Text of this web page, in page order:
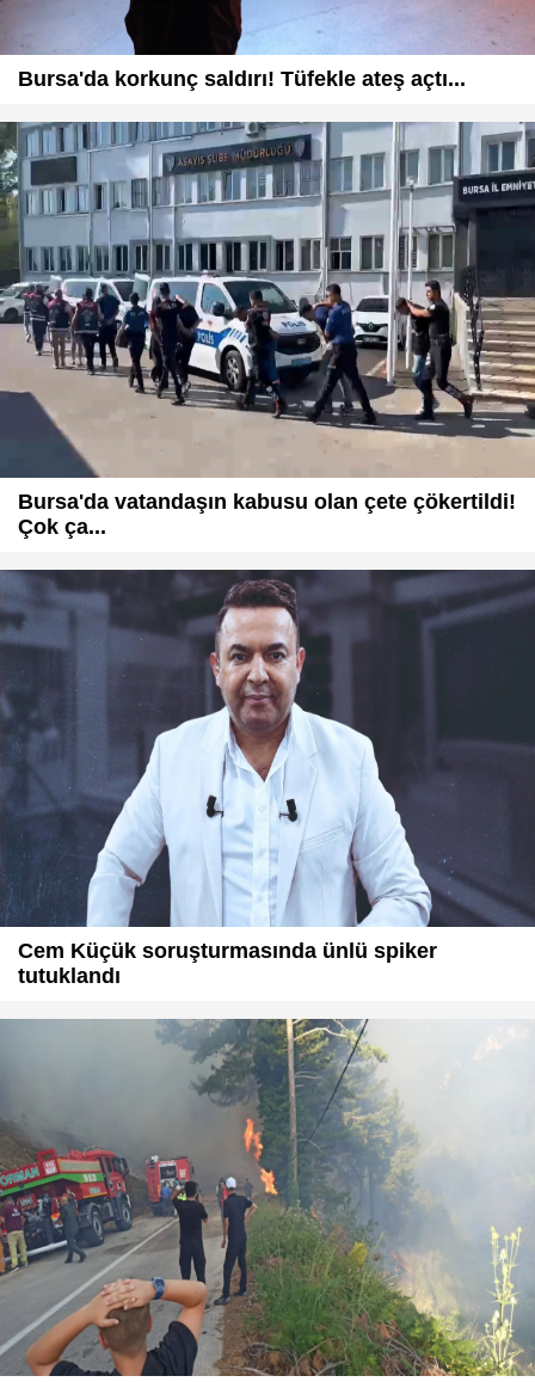
Bursa'da korkunç saldırı! Tüfekle ateş açtı...
Bursa'da vatandaşın kabusu olan çete çökertildi!
Çok ça...
Cem Küçük soruşturmasında ünlü spiker
tutuklandı